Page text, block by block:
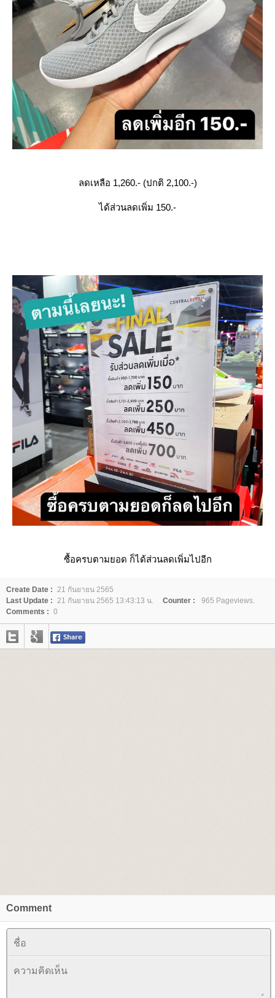
ลดเหลือ 1,260.- (ปกติ 2,100.-)
ได้ส่วนลดเพิ่ม 150.-
ซื้อครบตามยอด ก็ได้ส่วนลดเพิ่มไปอีก
Create Date : 21 กันยายน 2565
Last Update : 21 กันยายน 2565 13:43:13 น. Counter :
965 Pageviews.
Comments : 0
Comment